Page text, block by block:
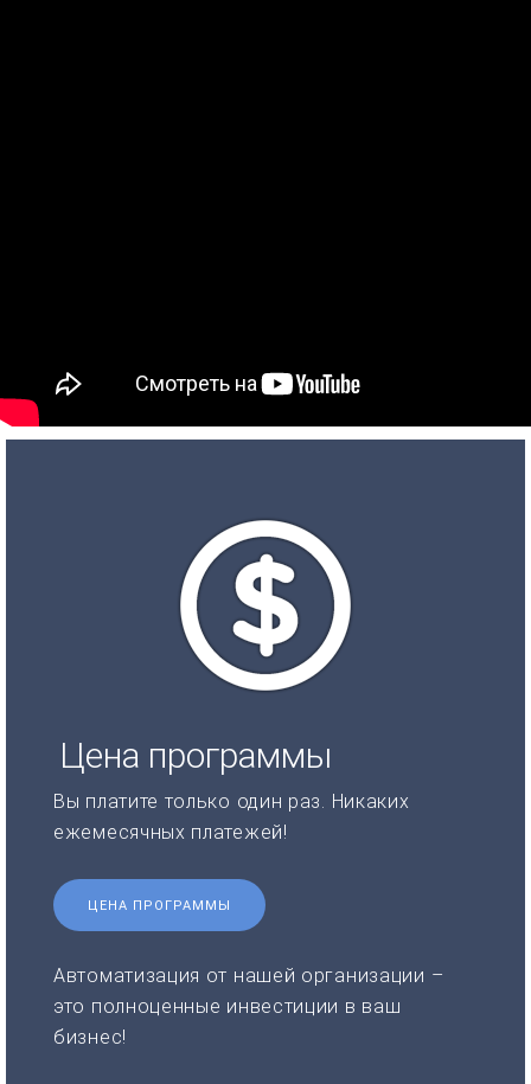
Цена программы
Вы платите только один раз. Никаких
ежемесячных платежей!
ЦЕНА ПРОГРАММЫ
Автоматизация от нашей организации –
это полноценные инвестиции в ваш
бизнес!